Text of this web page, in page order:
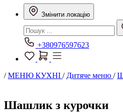
Змінити локацію
+380976597623
/МЕНЮ КУХНІ / Дитяче меню /
Шашлик з курочки